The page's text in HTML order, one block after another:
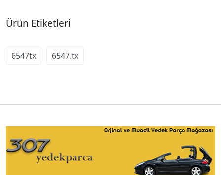
Ürün Etiketleri
6547tx 6547.tx